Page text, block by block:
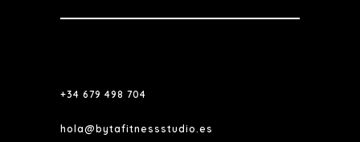
+34 679 498 704
hola@bytafitnessstudio.es